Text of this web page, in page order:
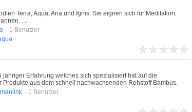
Terra, Aqua, Aria und Ignis. Sie eignen sich für Meditation,
. .. .
- 1 Benutzer
Erfahrung welches sich spezialisiert hat auf die
aus dem schnell nachwachsenden Rohstoff Bambus.
- 1 Benutzer